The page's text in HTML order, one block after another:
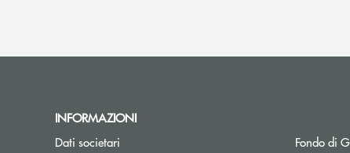
INFORMAZIONI
Dati societari
Fondo di